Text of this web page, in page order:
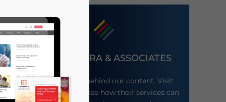
DEZAN SHIRA & ASSOCIATES
Meet the firm behind our content. Visit
their website to see how their services can